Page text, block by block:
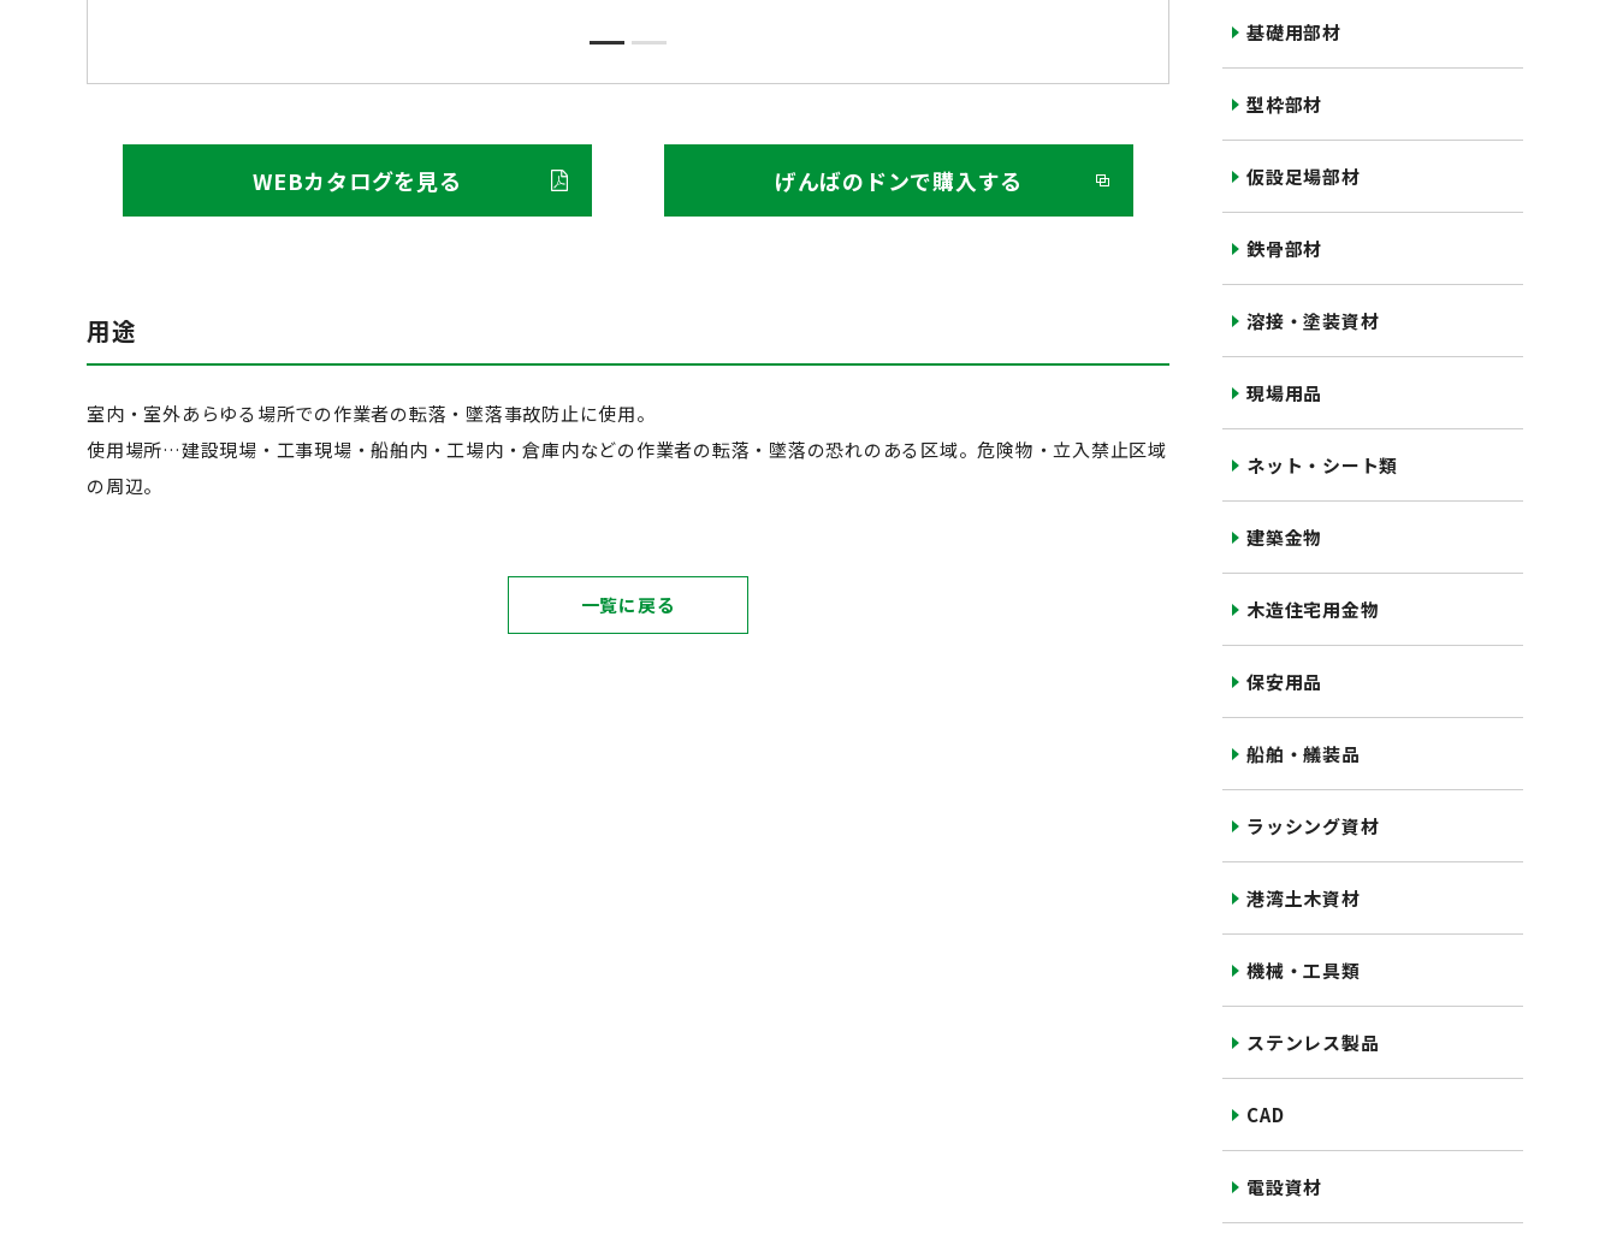
WEBカタログを見る げんばのドンで購入する
用途
室内・室外あらゆる場所での作業者の転落・墜落事故防止に使用。
使用場所…建設現場・工事現場・船舶内・工場内・倉庫内などの作業者の転落・墜落の恐れのある区域。危険物・立入禁止区域
の周辺。
一覧に戻る
基礎用部材
型枠部材
仮設足場部材
鉄骨部材
溶接・塗装資材
現場用品
ネット・シート類
建築金物
木造住宅用金物
保安用品
船舶・艤装品
ラッシング資材
港湾土木資材
機械・工具類
ステンレス製品
CAD
電設資材